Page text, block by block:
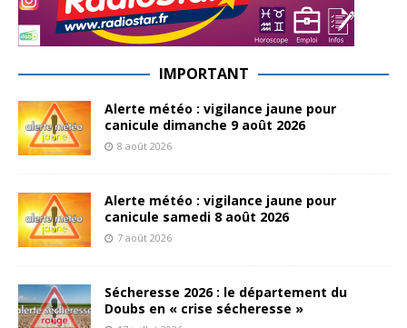
IMPORTANT
Alerte météo : vigilance jaune pour
canicule dimanche 9 août 2026
8 août 2026
Alerte météo : vigilance jaune pour
canicule samedi 8 août 2026
7 août 2026
Sécheresse 2026 : le département du
Doubs en « crise sécheresse »